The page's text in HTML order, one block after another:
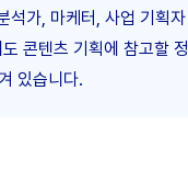
석가, 마케터, 사업 기획
콘텐츠 기획에 참고할
있습니다.